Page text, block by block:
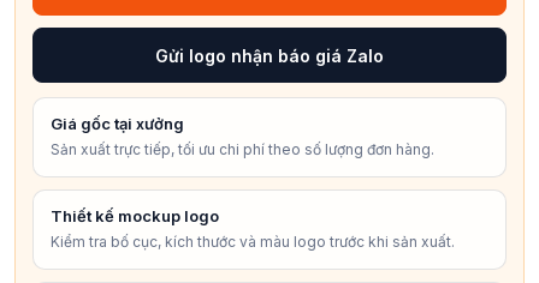
Gửi logo nhận báo giá Zalo
Giá gốc tại xưởng
Sản xuất trực tiếp, tối ưu chi phí theo số lượng đơn hàng.
Thiết kế mockup logo
Kiểm tra bố cục, kích thước và màu logo trước khi sản xuất.